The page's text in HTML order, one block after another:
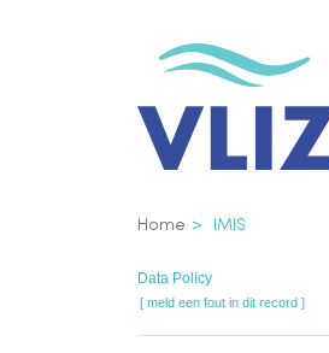
Kruimelpad
Home IMIS
Data Policy
[ meld een fout in dit record ]